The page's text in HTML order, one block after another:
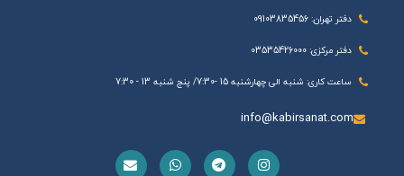
دفتر تهران: 09103835456
دفتر مرکزی: 03535426000
ساعت کاری: شنبه الی چهارشنبه 15 -7:30/ پنج شنبه 13 - 7:30
info@kabirsanat.com